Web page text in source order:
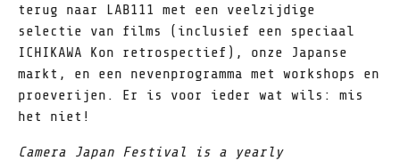
terug naar LAB111 met een veelzijdige
selectie van films (inclusief een speciaal
ICHIKAWA Kon retrospectief), onze Japanse
markt, en een nevenprogramma met workshops en
proeverijen. Er is voor ieder wat wils: mis
het niet!
Camera Japan Festival is a yearly